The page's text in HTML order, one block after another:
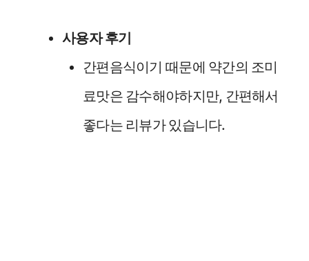
사용자 후기
간편음식이기 때문에 약간의 조미
료맛은 감수해야하지만, 간편해서
좋다는 리뷰가 있습니다.